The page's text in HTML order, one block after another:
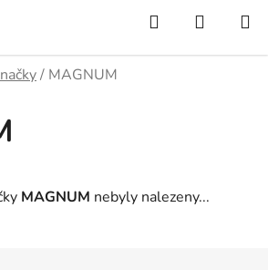
Hledat
KOŠÍK
/ MAGNUM
MAGNUM nebyly nalezeny...